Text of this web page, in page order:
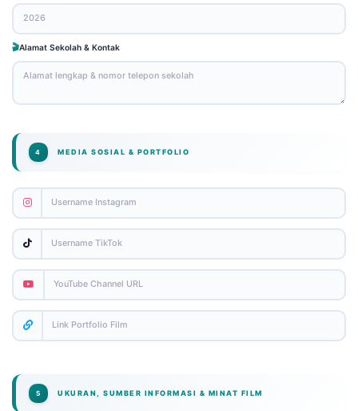
Alamat Sekolah & Kontak
4 MEDIA SOSIAL & PORTFOLIO
5 UKURAN, SUMBER INFORMASI & MINAT FILM